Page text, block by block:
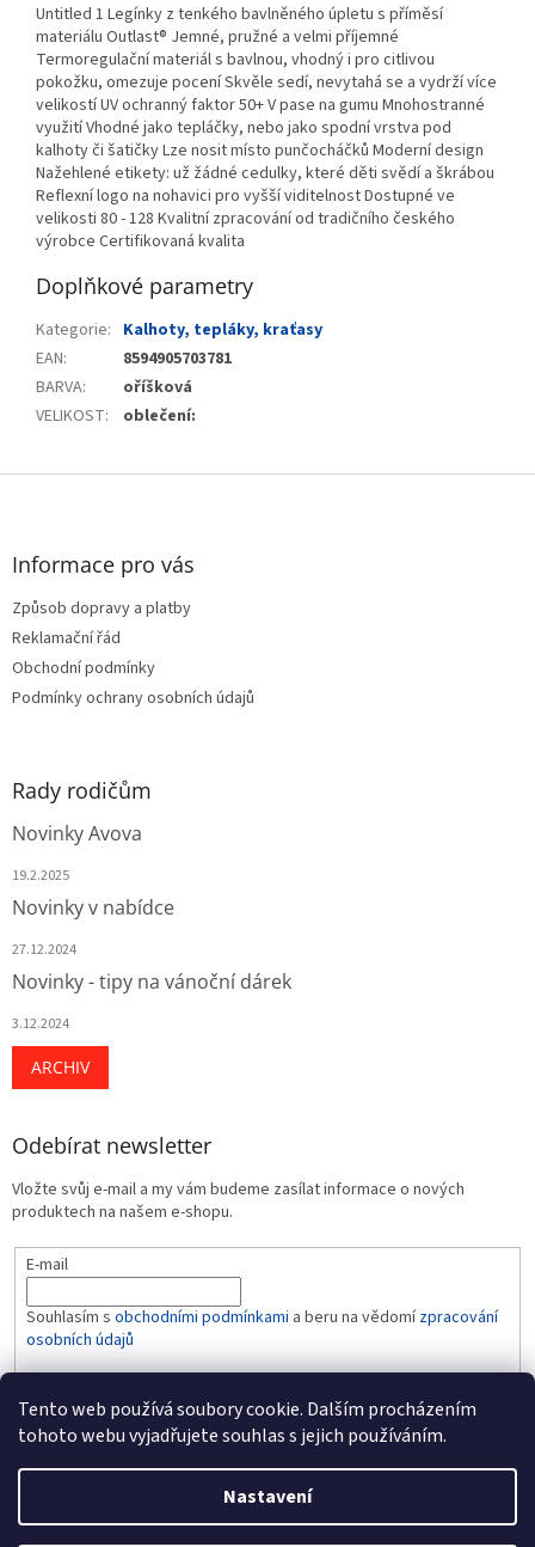
Tento web používá soubory cookie. Dalším procházením
tohoto webu vyjadřujete souhlas s jejich používáním.
Nastavení
Untitled 1 Legínky z tenkého bavlněného úpletu s příměsí
materiálu Outlast® Jemné, pružné a velmi příjemné
Termoregulační materiál s bavlnou, vhodný i pro citlivou
pokožku, omezuje pocení Skvěle sedí, nevytahá se a vydrží více
velikostí UV ochranný faktor 50+ V pase na gumu Mnohostranné
využití Vhodné jako tepláčky, nebo jako spodní vrstva pod
kalhoty či šatičky Lze nosit místo punčocháčků Moderní design
Nažehlené etikety: už žádné cedulky, které děti svědí a škrábou
Reflexní logo na nohavici pro vyšší viditelnost Dostupné ve
velikosti 80 - 128 Kvalitní zpracování od tradičního českého
výrobce Certifikovaná kvalita
Doplňkové parametry
Kategorie: Kalhoty, tepláky, kraťasy
EAN:
8594905703781
BARVA:
oříšková
VELIKOST: oblečení:
Z
Informace pro vás
Způsob dopravy a platby
Reklamační řád
Obchodní podmínky
Podmínky ochrany osobních údajů
Rady rodičům
Novinky Avova
19.2.2025
Novinky v nabídce
27.12.2024
Novinky - tipy na vánoční dárek
3.12.2024
ARCHIV
Odebírat newsletter
Vložte svůj e-mail a my vám budeme zasílat informace o nových
produktech na našem e-shopu.
E-mail
Souhlasím s obchodními podmínkami a beru na vědomízpracování
osobních údajů
PŘIHLÁSIT SE
Vytvořil Shoptet